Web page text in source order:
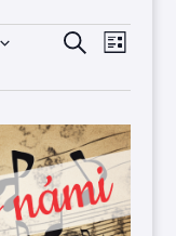
hledání
a
Akce
Hledat
pro
Seznam